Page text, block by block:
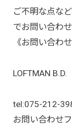
ご不明な点な
でお問い合わせ
《お問い合わ
LOFTMAN B.D.
tel:075-212-
お問い合わせ